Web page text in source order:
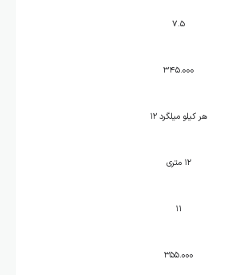
۷.۵
۳۴۵.۰۰۰
هر کیلو میلگرد ۱۲
۱۲ متری
۱۱
۳۵۵.۰۰۰